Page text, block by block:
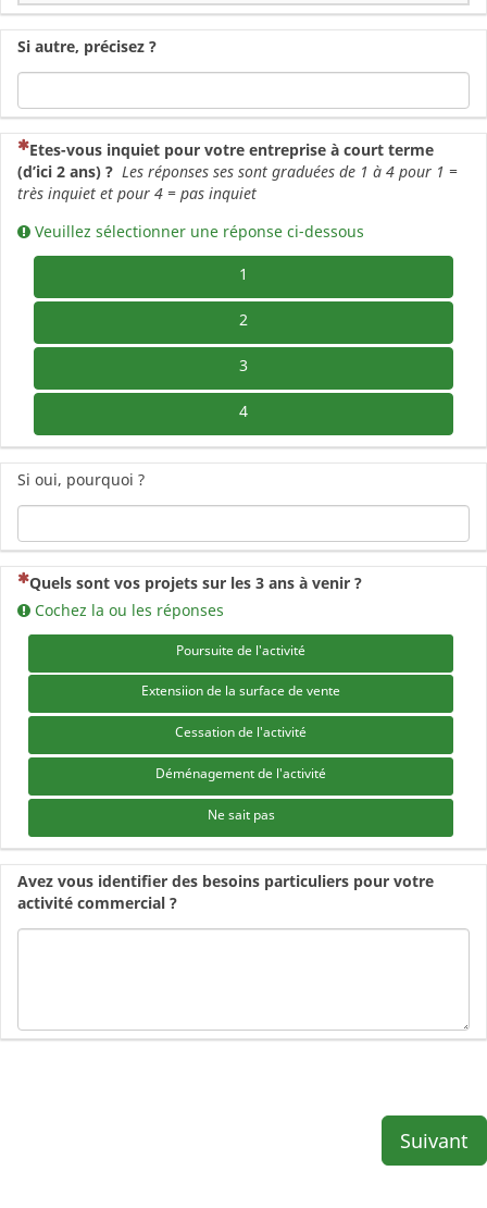
Si autre, précisez ?
(Cette question est obligatoire)
Etes-vous inquiet pour votre entreprise à court terme
(d’ici 2 ans) ? Les réponses ses sont graduées de 1 à 4 pour 1 =
très inquiet et pour 4 = pas inquiet
Veuillez sélectionner une réponse ci-dessous
1
2
3
4
Si oui, pourquoi ?
(Cette question est obligatoire)
Quels sont vos projets sur les 3 ans à venir ?
Cochez la ou les réponses
Poursuite de l'activité
Extensiion de la surface de vente
Cessation de l'activité
Déménagement de l'activité
Ne sait pas
Avez vous identifier des besoins particuliers pour votre
activité commercial ?
Suivant